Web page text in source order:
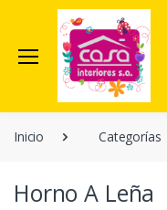
Inicio Categorías
Horno A Leña